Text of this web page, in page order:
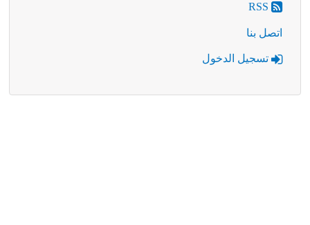
RSS
اتصل بنا
تسجيل الدخول